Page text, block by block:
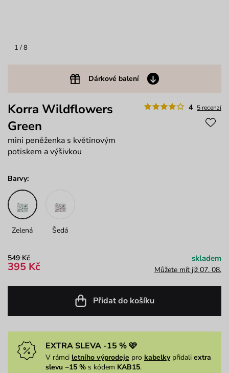
1 / 8
Dárkové balení
4 5 recenzí
Korra Wildflowers
Green
mini peněženka s květinovým
potiskem a výšivkou
Barvy:
Zelená Šedá
549 Kč
395 Kč
skladem
Můžete mít již 07. 08.
Přidat do košíku
EXTRA SLEVA -15 % 🩷
V rámci letního výprodeje pro kabelkypřidali extra
slevu −15 % s kódem KAB15.